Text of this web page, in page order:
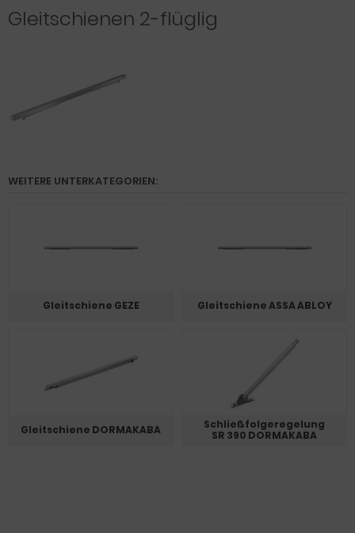
Gleitschienen 2-flüglig
WEITERE UNTERKATEGORIEN:
Gleitschiene GEZE Gleitschiene ASSA ABLOY
Gleitschiene DORMAKABA
Schließfolgeregelung
SR 390 DORMAKABA